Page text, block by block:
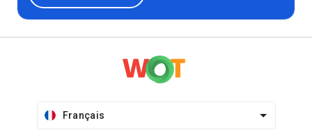
Français